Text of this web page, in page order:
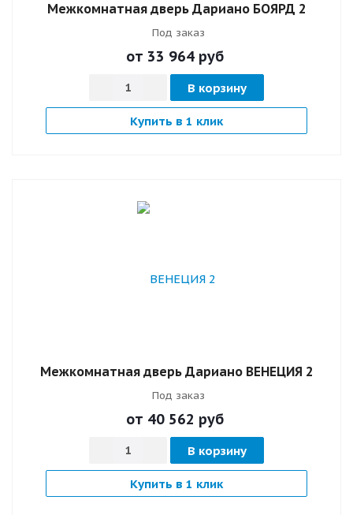
Межкомнатная дверь Дариано БОЯРД 2
Под заказ
от 33 964 руб
В корзину
Купить в 1 клик
Межкомнатная дверь Дариано ВЕНЕЦИЯ 2
Под заказ
от 40 562 руб
В корзину
Купить в 1 клик